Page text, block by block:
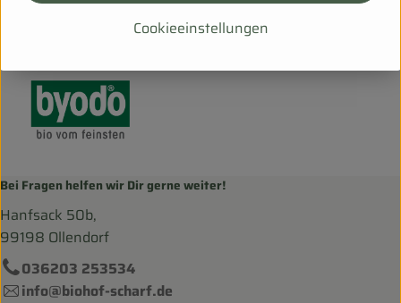
Bei Fragen helfen wir Dir gerne weiter!
Hanfsack 50b,
99198 Ollendorf
036203 253534
info@biohof-scharf.de
Cookieeinstellungen